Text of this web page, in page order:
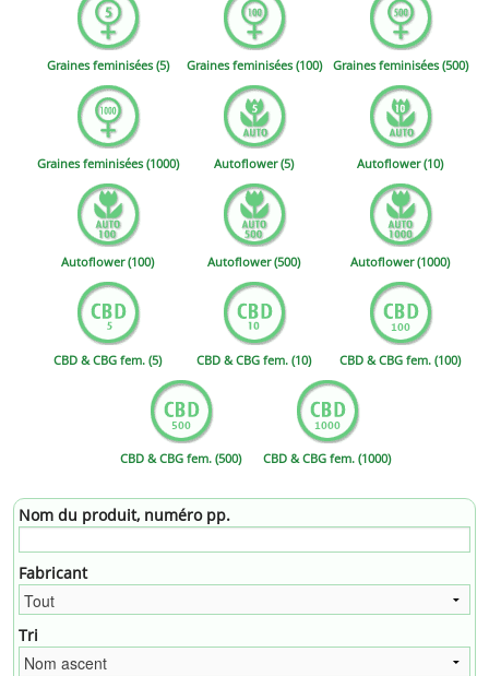
Graines feminisées (5) Graines feminisées (100) Graines feminisées (500)
Graines feminisées (1000) Autoflower (5) Autoflower (10)
Autoflower (100) Autoflower (500) Autoflower (1000)
CBD & CBG fem. (5) CBD & CBG fem. (10) CBD & CBG fem. (100)
CBD & CBG fem. (500) CBD & CBG fem. (1000)
Nom du produit, numéro pp.
Fabricant
Tri